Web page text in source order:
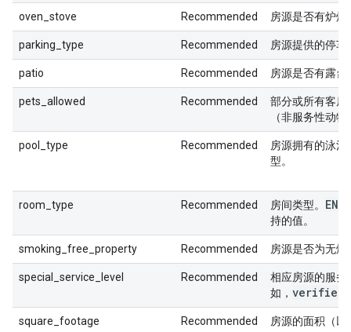
oven_stove Recommended 房源是否有炉
parking_type Recommended 房源提供的停车
patio Recommended 房源是否有露台
pets_allowed Recommended
部分或所有客房
（非服务性动
pool_type Recommended
房源拥有的泳
型。
room_type Recommended 房间类型。
持的值。
smoking_free_property Recommended 房源是否为无
special_service_level Recommended
相应房源的服务
如， verified
square_footage Recommended 房源的面积（